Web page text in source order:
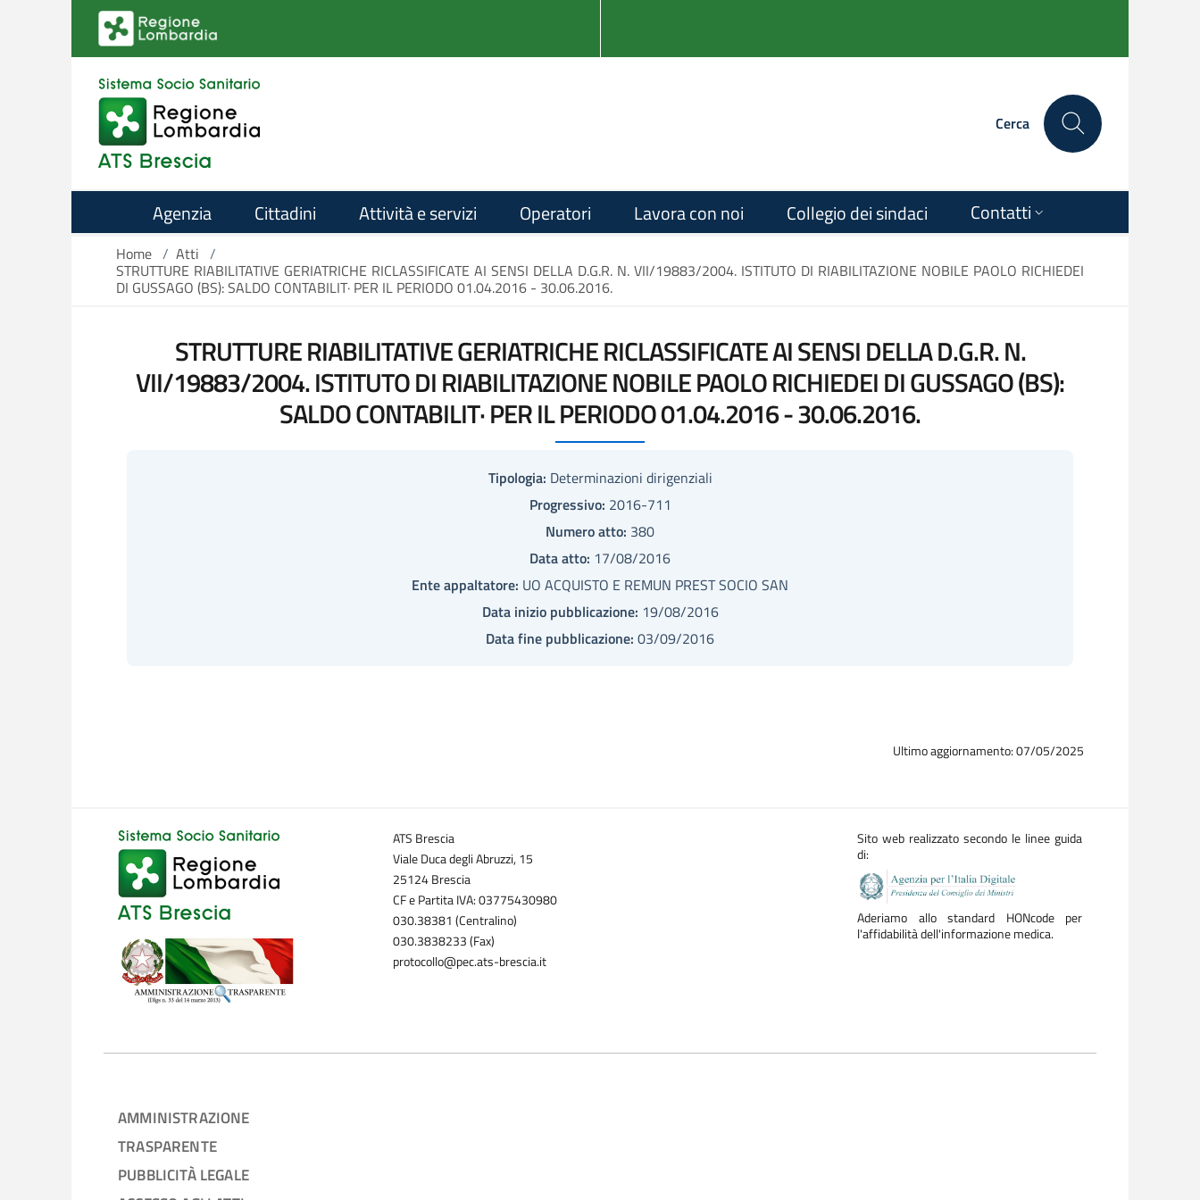
Salta al contenuto principale
Cerca
Agenzia Cittadini Attività e servizi Operatori Lavora con noi Collegio dei sindaci Contatti
Home / Atti /
STRUTTURE RIABILITATIVE GERIATRICHE RICLASSIFICATE AI SENSI DELLA D.G.R. N. VII/19883/2004. ISTITUTO DI RIABILITAZIONE NOBILE PAOLO RICHIEDEI
DI GUSSAGO (BS): SALDO CONTABILIT· PER IL PERIODO 01.04.2016 - 30.06.2016.
STRUTTURE RIABILITATIVE GERIATRICHE RICLASSIFICATE AI SENSI DELLA D.G.R. N.
VII/19883/2004. ISTITUTO DI RIABILITAZIONE NOBILE PAOLO RICHIEDEI DI GUSSAGO (BS):
SALDO CONTABILIT· PER IL PERIODO 01.04.2016 - 30.06.2016.
Tipologia: Determinazioni dirigenziali
Progressivo: 2016-711
Numero atto: 380
Data atto: 17/08/2016
Ente appaltatore: UO ACQUISTO E REMUN PREST SOCIO SAN
Data inizio pubblicazione: 19/08/2016
Data fine pubblicazione: 03/09/2016
Ultimo aggiornamento: 07/05/2025
ATS Brescia
Viale Duca degli Abruzzi, 15
25124 Brescia
CF e Partita IVA: 03775430980
030.38381 (Centralino)
030.3838233 (Fax)
protocollo@pec.ats-brescia.it
Sito web realizzato secondo le linee guida
di:
Aderiamo allo standard HONcode per
l'affidabilità dell'informazione medica.
AMMINISTRAZIONE
TRASPARENTE
PUBBLICITÀ LEGALE